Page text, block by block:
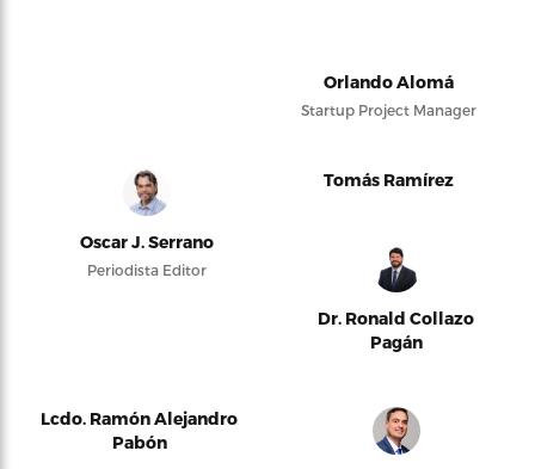
Orlando Alomá
Startup Project Manager
Oscar J. Serrano
Periodista Editor
Tomás Ramírez
Dr. Ronald Collazo
Pagán
Lcdo. Ramón Alejandro
Pabón